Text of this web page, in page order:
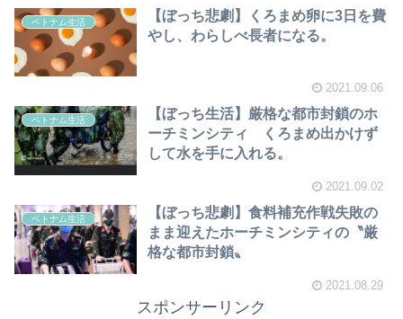
ベトナム生活
【ぼっち悲劇】くろまめ卵に3日を費
やし、わらしべ長者になる。
2021.09.06
ベトナム生活
【ぼっち生活】厳格な都市封鎖のホ
ーチミンシティ くろまめ出かけず
して水を手に入れる。
2021.09.02
ベトナム生活
【ぼっち悲劇】食料補充作戦失敗の
まま迎えたホーチミンシティの〝厳
格な都市封鎖〟
2021.08.29
スポンサーリンク